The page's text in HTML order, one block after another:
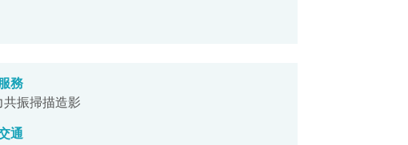
務
共振掃描造影
通